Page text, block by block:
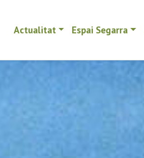
Actualitat Espai Segarra